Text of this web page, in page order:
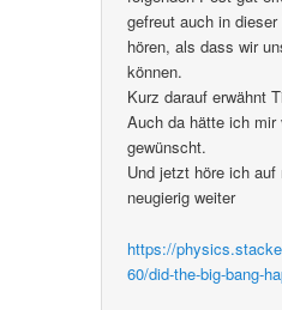
gefreut auch in
hören, als dass wir
können.
Kurz darauf erwähnt
Auch da hätte ich mir
gewünscht.
Und jetzt höre ich
neugierig weiter
https://
60/did-the-big-bang-